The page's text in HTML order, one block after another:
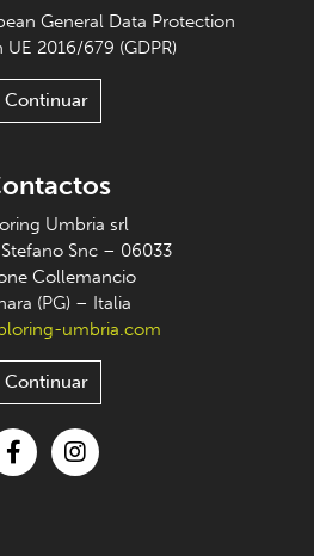
General Data Protection
UE 2016/679 (GDPR)
Continuar
Umbria srl
Snc – 06033
Collemancio
(PG) – Italia
umbria.com
Continuar